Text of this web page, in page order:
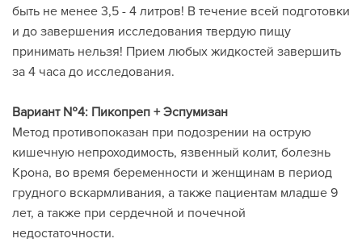
быть не менее 3,5 - 4 литров! В течение всей подготовки
и до завершения исследования твердую пищу
принимать нельзя! Прием любых жидкостей завершить
за 4 часа до исследования.
Вариант №4: Пикопреп + Эспумизан
Метод противопоказан при подозрении на острую
кишечную непроходимость, язвенный колит, болезнь
Крона, во время беременности и женщинам в период
грудного вскармливания, а также пациентам младше 9
лет, а также при сердечной и почечной
недостаточности.